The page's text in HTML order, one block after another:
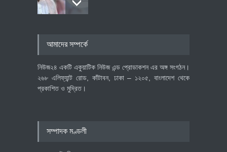
আমাদের সম্পর্কে
নিউজ২৪ একটি একুয়াটিক নিউজ এন্ড প্রোডাকশন এর অঙ্গ সংগঠন।
২৬৮ এলিফ্যান্ট রোড, কাঁটাবন, ঢাকা – ১২০৫, বাংলাদেশ থেকে
প্রকাশিত ও মুদ্রিত।
সম্পাদক মণ্ডলী